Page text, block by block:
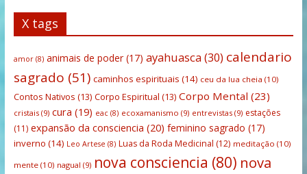
X tags
amor(8) animais de poder(17) ayahuasca(30) calendario
sagrado (51) caminhos espirituais (14) ceu da lua cheia (10)
Contos Nativos (13) Corpo Espiritual (13) Corpo Mental (23)
cristais(9) cura (19) eac(8) ecoxamanismo (9) entrevistas(9) estações
(11) expansão da consciencia (20) feminino sagrado (17)
inverno (14) Leo Artese (8) Luas da Roda Medicinal (12) meditação (10)
mente(10) nagual (9) nova consciencia (80) nova